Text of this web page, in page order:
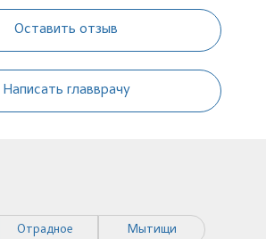
Оставить отзыв
Написать главврачу
Отрадное Мытищи